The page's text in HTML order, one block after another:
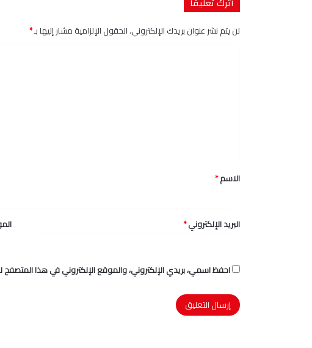
اترك تعليقاً
لن يتم نشر عنوان بريدك الإلكتروني.الحقول الإلزامية مشار إليها بـ*
*
الاسم*
البريد الإلكتروني*
احفظ اسمي، بريدي الإلكتروني، والموقع الإلكتروني في هذا المتصفح